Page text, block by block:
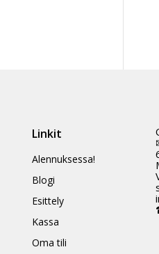
Linkit
Alennuksessa!
Blogi
Esittely
Kassa
Oma tili